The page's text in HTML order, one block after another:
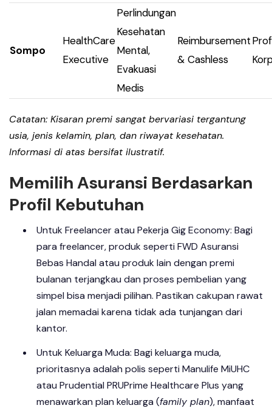
Sompo
HealthCare
Executive
Perlindungan
Kesehatan
Mental,
Evakuasi
Medis
Reimbursement
& Cashless
Catatan: Kisaran premi sangat bervariasi tergantung
usia, jenis kelamin, plan, dan riwayat kesehatan.
Informasi di atas bersifat ilustratif.
Memilih Asuransi Berdasarkan
Profil Kebutuhan
Untuk Freelancer atau Pekerja Gig Economy: Bagi
para freelancer, produk seperti FWD Asuransi
Bebas Handal atau produk lain dengan premi
bulanan terjangkau dan proses pembelian yang
simpel bisa menjadi pilihan. Pastikan cakupan rawat
jalan memadai karena tidak ada tunjangan dari
kantor.
Untuk Keluarga Muda: Bagi keluarga muda,
prioritasnya adalah polis seperti Manulife MiUHC
atau Prudential PRUPrime Healthcare Plus yang
menawarkan plan keluarga (family plan), manfaat